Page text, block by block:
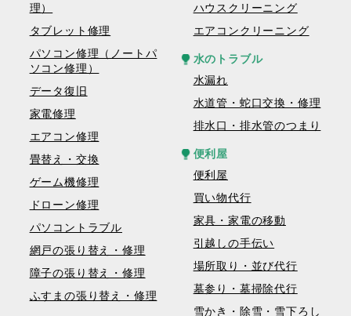
理）
タブレット修理
パソコン修理（ノートパ
ソコン修理）
データ復旧
家電修理
エアコン修理
畳替え・交換
ゲーム機修理
ドローン修理
パソコントラブル
網戸の張り替え・修理
障子の張り替え・修理
ふすまの張り替え・修理
ハウスクリーニング
エアコンクリーニング
水のトラブル
水漏れ
水道管・蛇口交換・修理
排水口・排水管のつまり
便利屋
便利屋
買い物代行
家具・家電の移動
引越しの手伝い
場所取り・並び代行
墓参り・墓掃除代行
雪かき・除雪・雪下ろし